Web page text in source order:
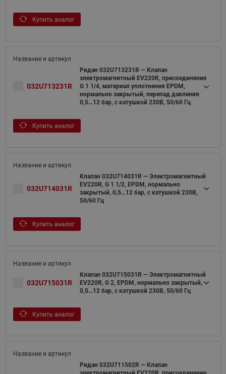
Купить аналог
032U713231R
Ридан 032U713231R — Клапан
электромагнитный EV220R, присоединение
G 1 1/4, материал уплотнения EPDM,
нормально закрытый, перепад давления
0,5…12 бар, с катушкой 230В, 50/60 Гц
Купить аналог
032U714031R
Клапан 032U714031R — Электромагнитный
EV220R, G 1 1/2, EPDM, нормально
закрытый, 0,5…12 бар, с катушкой 230В,
50/60 Гц
Купить аналог
032U715031R
Клапан 032U715031R — Электромагнитный
EV220R, G 2, EPDM, нормально закрытый,
0,5…12 бар, с катушкой 230В, 50/60 Гц
Купить аналог
Ридан 032U711502R — Клапан